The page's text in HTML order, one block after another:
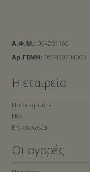
Α.Φ.Μ.: 094201160
Αρ.ΓΕΜΗ: 057410704000
Η εταιρεία
Ποιοι είμαστε
Νέα
Επικοινωνία
Οι αγορές